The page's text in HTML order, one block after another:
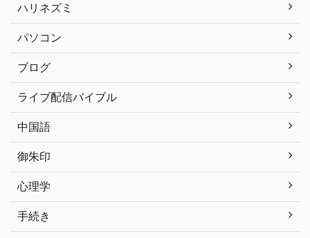
ハリネズミ
パソコン
ブログ
ライブ配信バイブル
中国語
御朱印
心理学
手続き